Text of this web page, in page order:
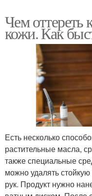
Чем оттереть
кожи. Как
Есть несколько
растительные масла,
также специальные
можно удалять
рук. Продукт нужно